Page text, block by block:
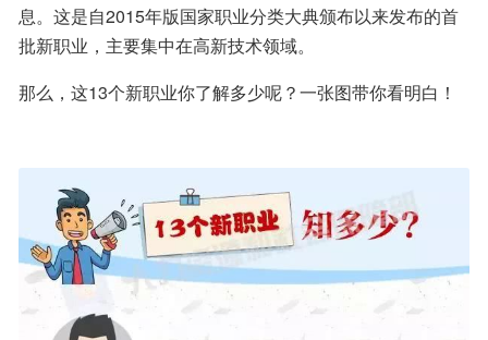
息。这是自2015年版国家职业分类大典颁布以来发布的首
批新职业，主要集中在高新技术领域。
那么，这13个新职业你了解多少呢？一张图带你看明白！